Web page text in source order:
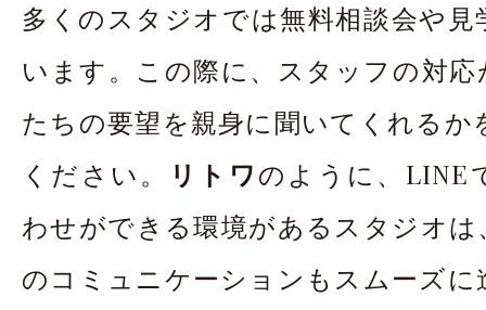
多くのスタジオでは無料相談会や見
います。この際に、スタッフの対応
たちの要望を親身に聞いてくれるか
ください。
リトワのように、LINE
わせができる環境があるスタジオは
のコミュニケーションもスムーズに